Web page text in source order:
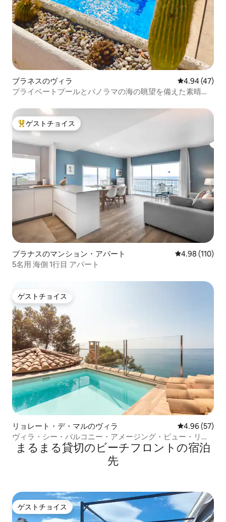
ブラネスのヴィラ レビュー47
4.94 (47)
プライベートプールとパノラマの海の眺望を備えた素晴ら
大好評のゲストチョイスです。
ゲストチョイス
ブラナスのマンション・アパート レビュー110
4.98 (110)
5名用 海側 1行目 アパート
ゲストチョイス
ゲストチョイス
リョレート・デ・マルのヴィラ レビュー57
4.96 (57)
ヴィラ・シー・バルコニー・アメージング・ビュー・リョ
レート・デ・マル
まるまる貸切のビーチフロントの宿泊
先
ゲストチョイス
ゲストチョイス